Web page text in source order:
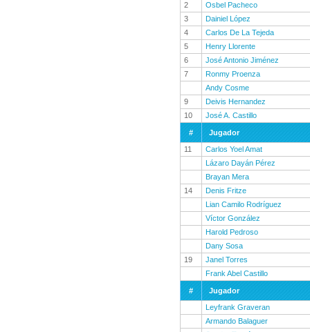
2
Osbel Pacheco
3
Dainiel López
4
Carlos De La Tejeda
5
Henry Llorente
6
José Antonio Jiménez
7
Ronmy Proenza
Andy Cosme
9
Deivis Hernandez
10
José A. Castillo
#
Jugador
11
Carlos Yoel Amat
Lázaro Dayán Pérez
Brayan Mera
14
Denis Fritze
Lian Camilo Rodríguez
Víctor González
Harold Pedroso
Dany Sosa
19
Janel Torres
Frank Abel Castillo
#
Jugador
Leyfrank Graveran
Armando Balaguer